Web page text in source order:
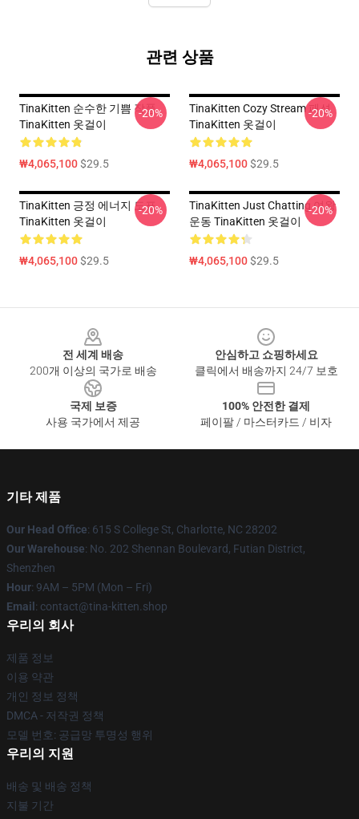
관련 상품
TinaKitten 순수한 기쁨 작풍
TinaKitten 옷걸이
₩4,065,100$29.5
-20%
TinaKitten Cozy Stream 패션
TinaKitten 옷걸이
₩4,065,100$29.5
-20%
TinaKitten 긍정 에너지 도표
TinaKitten 옷걸이
₩4,065,100$29.5
-20%
TinaKitten Just Chatting 여왕
운동 TinaKitten 옷걸이
₩4,065,100$29.5
-20%
전 세계 배송
200개 이상의 국가로 배송
안심하고 쇼핑하세요
클릭에서 배송까지 24/7 보호
국제 보증
사용 국가에서 제공
100% 안전한 결제
페이팔 / 마스터카드 / 비자
기타 제품
Our Head Office: 615 S College St, Charlotte, NC 28202
Our Warehouse: No. 202 Shennan Boulevard, Futian District,
Shenzhen
Hour: 9AM – 5PM (Mon – Fri)
Email : contact@tina-kitten.shop
우리의 회사
제품 정보
이용 약관
개인 정보 정책
DMCA - 저작권 정책
모델 번호: 공급망 투명성 행위
우리의 지원
배송 및 배송 정책
지불 기간